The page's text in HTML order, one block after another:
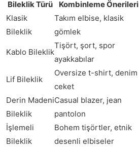
Bileklik Türü Kombinleme Önerileri
Klasik
Bileklik
Takım elbise, klasik
gömlek
Kablo Bileklik
Tişört, şort, spor
ayakkabılar
Lif Bileklik
Oversize t-shirt, denim
ceket
Derin Madeni
Bileklik
Casual blazer, jean
pantolon
İşlemeli
Bileklik
Bohem tişörtler, etnik
desenli elbiseler